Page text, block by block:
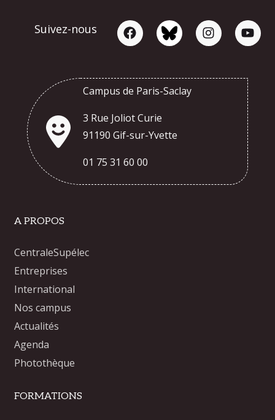
Suivez-nous
Campus de Paris-Saclay
3 Rue Joliot Curie
91190 Gif-sur-Yvette
01 75 31 60 00
A PROPOS
CentraleSupélec
Entreprises
International
Nos campus
Actualités
Agenda
Photothèque
FORMATIONS